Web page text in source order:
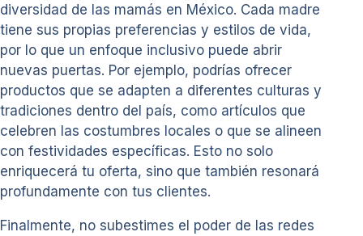
diversidad de las mamás en México. Cada madre
tiene sus propias preferencias y estilos de vida,
por lo que un enfoque inclusivo puede abrir
nuevas puertas. Por ejemplo, podrías ofrecer
productos que se adapten a diferentes culturas y
tradiciones dentro del país, como artículos que
celebren las costumbres locales o que se alineen
con festividades específicas. Esto no solo
enriquecerá tu oferta, sino que también resonará
profundamente con tus clientes.
Finalmente, no subestimes el poder de las redes